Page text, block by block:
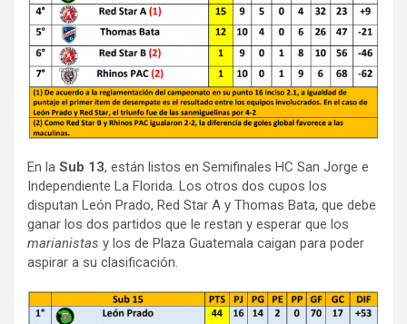
En la Sub 13, están listos en Semifinales HC San Jorge e
Independiente La Florida. Los otros dos cupos los
disputan León Prado, Red Star A y Thomas Bata, que debe
ganar los dos partidos que le restan y esperar que los
marianistas y los de Plaza Guatemala caigan para poder
aspirar a su clasificación.